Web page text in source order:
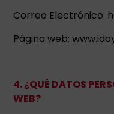
Correo Electrónico:
Página web:
4. ¿QUÉ DATOS
WEB?